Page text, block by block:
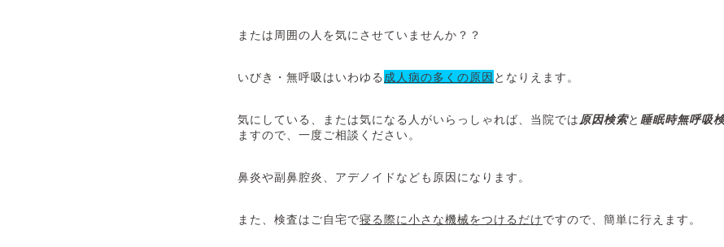
または周囲の人を気にさせていませんか？？
いびき・無呼吸はいわゆる 成人病の多くの原因 となりえます。
気にしている、または気になる人がいらっしゃれば、当院では 原因検索と 睡眠時無呼吸
ますので、一度ご相談ください。
鼻炎や副鼻腔炎、アデノイドなども原因になります。
また、検査はご自宅で寝る際に小さな機械をつけるだけですので、簡単に行えます。